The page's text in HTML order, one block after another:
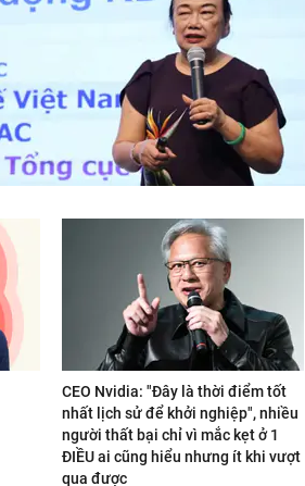
CEO Nvidia: "Đây là thời điểm tốt
nhất lịch sử để khởi nghiệp", nhiều
người thất bại chỉ vì mắc kẹt ở 1
ĐIỀU ai cũng hiểu nhưng ít khi vượt
qua được